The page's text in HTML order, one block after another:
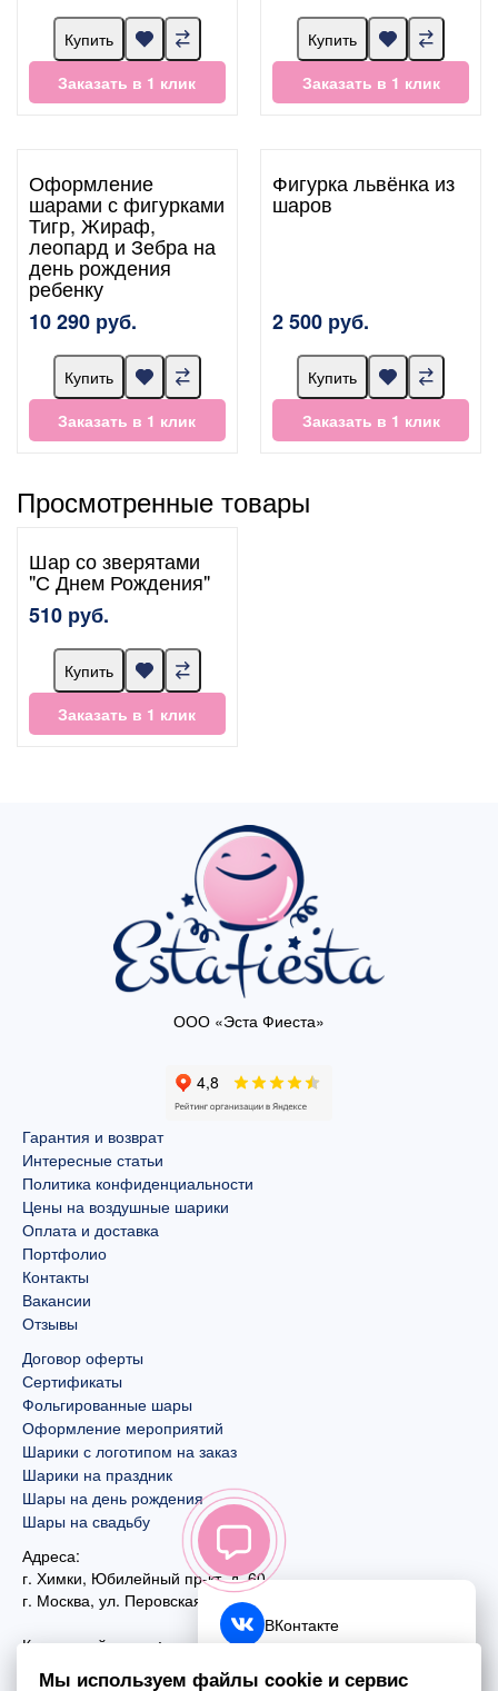
Купить
Заказать в 1 клик
Купить
Заказать в 1 клик
Оформление
шарами с фигурками
Тигр, Жираф,
леопард и Зебра на
день рождения
ребенку
10 290 руб.
Купить
Заказать в 1 клик
Фигурка львёнка из
шаров
2 500 руб.
Купить
Заказать в 1 клик
Просмотренные товары
Шар со зверятами
"С Днем Рождения"
510 руб.
Купить
Заказать в 1 клик
ООО «Эста Фиеста»
Гарантия и возврат
Интересные статьи
Политика конфиденциальности
Цены на воздушные шарики
Оплата и доставка
Портфолио
Контакты
Вакансии
Отзывы
Договор оферты
Сертификаты
Фольгированные шары
Оформление мероприятий
Шарики с логотипом на заказ
Шарики на праздник
Шары на день рождения
Шары на свадьбу
Адреса:
г. Химки, Юбилейный пр-кт, д. 60
г. Москва, ул. Перовская, д. 59
Контактный номер:
ВКонтакте
Telegram
Мы используем файлы cookie и сервис